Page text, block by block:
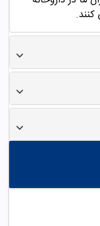
کنند.